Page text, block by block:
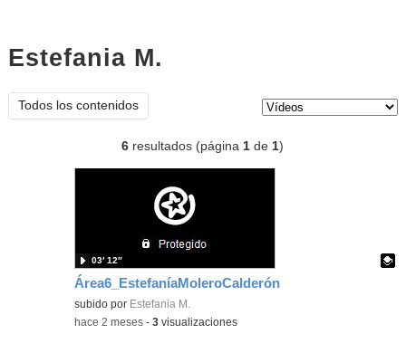
Estefania M.
Todos los contenidos
6 resultados (página1 de1)
Área6_EstefaníaMoleroCalderón
Contenido educativo.
subido por Estefania M.
03′ 12″
-hace 2 meses -3 visualizaciones